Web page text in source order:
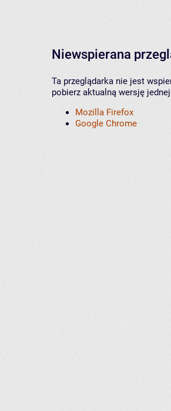
Niewspierana
Ta przeglądarka nie jest
pobierz aktualną wersję
Mozilla Firefox
Google Chrome